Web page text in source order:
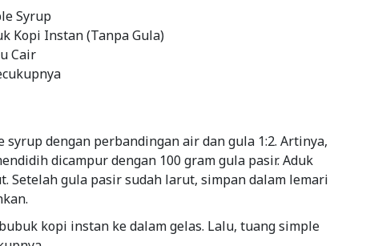
Syrup
Kopi Instan (Tanpa Gula)
Cair
syrup dengan perbandingan air dan gula 1:2. Artinya,
dicampur dengan 100 gram gula pasir. Aduk
Setelah gula pasir sudah larut, simpan dalam lemari
kopi instan ke dalam gelas. Lalu, tuang simple